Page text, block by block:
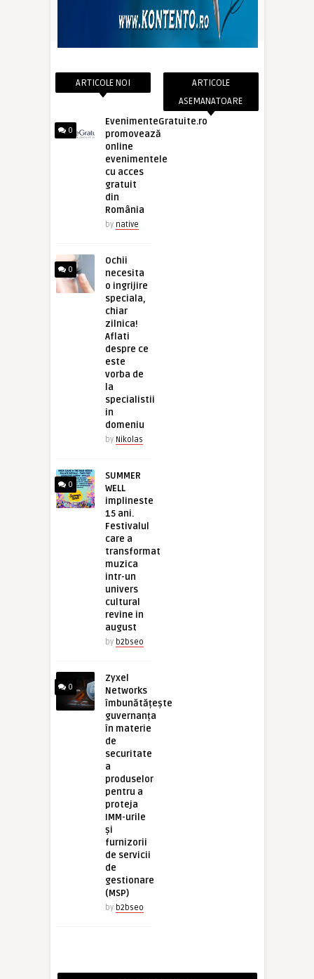
ARTICOLE NOI
0
EvenimenteGratuite.ro
promovează
online
evenimentele
cu acces
gratuit
din
România
by native
0
Ochii
necesita
o ingrijire
speciala,
chiar
zilnica!
Aflati
despre ce
este
vorba de
la
specialistii
in
domeniu
by Nikolas
0
SUMMER
WELL
implineste
15 ani.
Festivalul
care a
transformat
muzica
intr-un
univers
cultural
revine in
august
by b2bseo
0
Zyxel
Networks
îmbunătățește
guvernanța
în materie
de
securitate
a
produselor
pentru a
proteja
IMM-urile
și
furnizorii
de servicii
de
gestionare
(MSP)
by b2bseo
ARTICOLE
ASEMANATOARE